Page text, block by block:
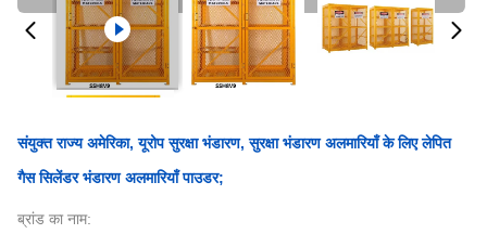
संयुक्त राज्य अमेरिका, यूरोप सुरक्षा भंडारण, सुरक्षा भंडारण अलमारियाँ के लिए लेपित
गैस सिलेंडर भंडारण अलमारियाँ पाउडर;
ब्रांड का नाम: